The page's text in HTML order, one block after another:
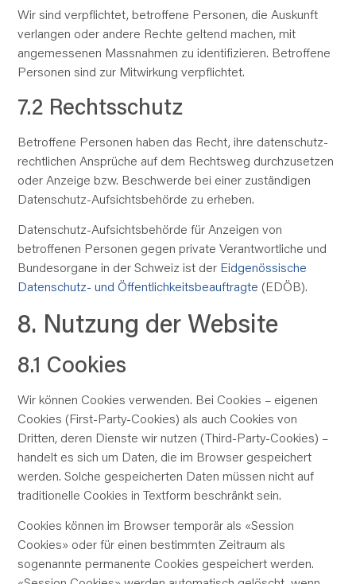
Wir sind verpflichtet, betroffene Personen, die Auskunft
verlangen oder andere Rechte geltend machen, mit
angemessenen Massnahmen zu identifizieren. Betroffene
Personen sind zur Mitwirkung verpflichtet.
7.2 Rechtsschutz
Betroffene Personen haben das Recht, ihre datenschutz­
rechtlichen Ansprüche auf dem Rechtsweg durchzusetzen
oder Anzeige bzw. Beschwerde bei einer zuständigen
Datenschutz-Aufsichtsbehörde zu erheben.
Datenschutz-Aufsichtsbehörde für Anzeigen von
betroffenen Personen gegen private Verantwortliche und
Bundesorgane in der Schweiz ist der Eidgenössische
Datenschutz- und Öffentlichkeits­beauftragte (EDÖB).
8. Nutzung der Website
8.1 Cookies
Wir können Cookies verwenden. Bei Cookies – eigenen
Cookies (First-Party-Cookies) als auch Cookies von
Dritten, deren Dienste wir nutzen (Third-Party-Cookies) –
handelt es sich um Daten, die im Browser gespeichert
werden. Solche gespeicherten Daten müssen nicht auf
traditionelle Cookies in Textform beschränkt sein.
Cookies können im Browser temporär als «Session
Cookies» oder für einen bestimmten Zeitraum als
sogenannte permanente Cookies gespeichert werden.